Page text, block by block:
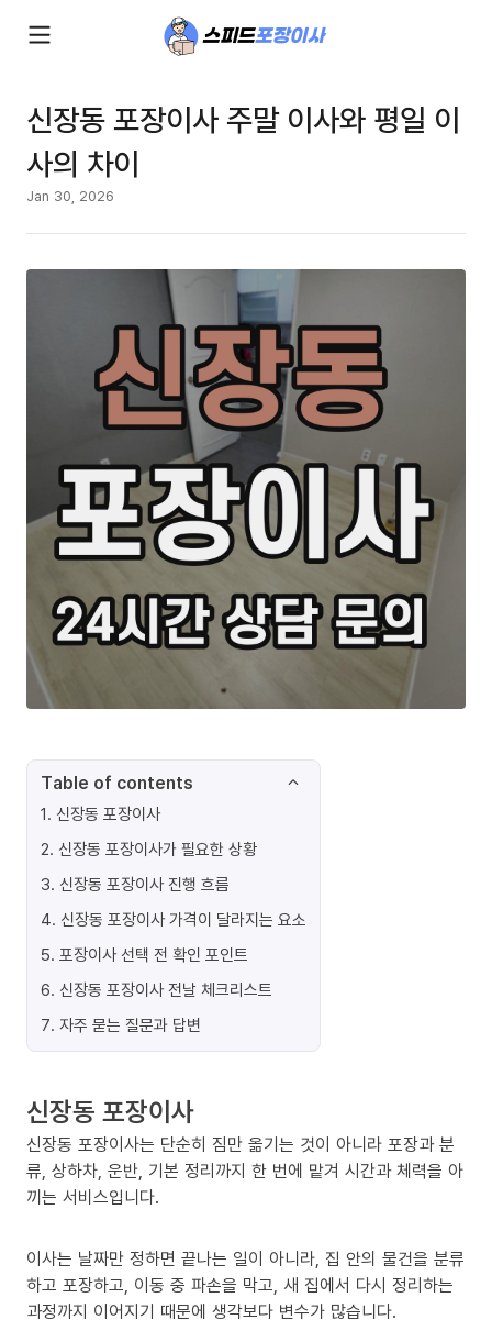
신장동 포장이사 주말 이사와 평일 이
사의 차이
Jan 30, 2026
Table of contents
1. 신장동 포장이사
2. 신장동 포장이사가 필요한 상황
3. 신장동 포장이사 진행 흐름
4. 신장동 포장이사 가격이 달라지는 요소
5. 포장이사 선택 전 확인 포인트
6. 신장동 포장이사 전날 체크리스트
7. 자주 묻는 질문과 답변
신장동 포장이사
신장동 포장이사는 단순히 짐만 옮기는 것이 아니라 포장과 분
류, 상하차, 운반, 기본 정리까지 한 번에 맡겨 시간과 체력을 아
끼는 서비스입니다.
이사는 날짜만 정하면 끝나는 일이 아니라, 집 안의 물건을 분류
하고 포장하고, 이동 중 파손을 막고, 새 집에서 다시 정리하는
과정까지 이어지기 때문에 생각보다 변수가 많습니다.